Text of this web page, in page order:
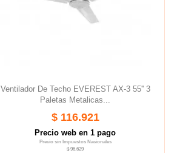
Ventilador De Techo EVEREST AX-3 55'' 3
Paletas Metalicas...
$ 116.921
Precio web en 1 pago
Precio sin Impuestos Nacionales
$ 96.629